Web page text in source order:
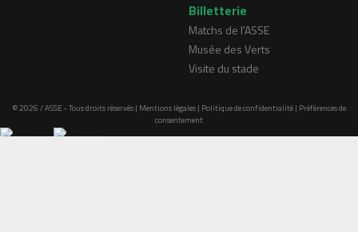
Billetterie
Matchs de l'ASSE
Musée des Verts
Visite du stade
© 2026 / ASSE - Tous droits réservés | Mentions légales| Politique de confidentialité| Préférences de
consentement